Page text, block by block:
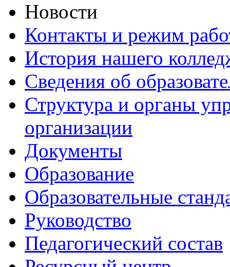
Новости
Контакты и режим
История нашего
Сведения об
Структура и органы
организации
Документы
Образование
Образовательные
Руководство
Педагогический состав